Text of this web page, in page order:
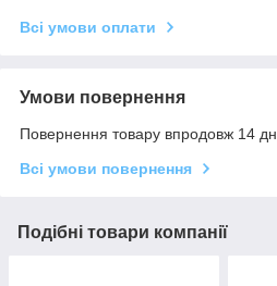
Всі умови оплати
Умови повернення
Повернення товару впродовж 14
Всі умови повернення
Подібні товари компанії